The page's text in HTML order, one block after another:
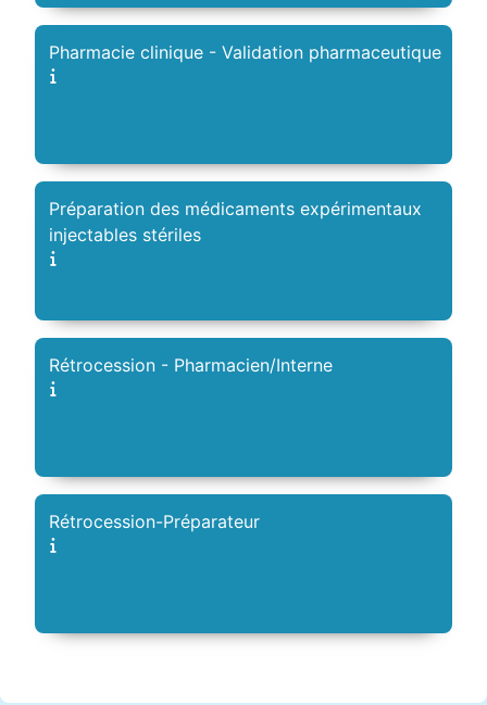
Pharmacie clinique - Validation pharmaceutique
Préparation des médicaments expérimentaux
injectables stériles
Rétrocession - Pharmacien/Interne
Rétrocession-Préparateur